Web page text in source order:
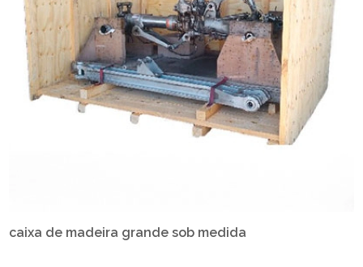
caixa de madeira grande sob medida